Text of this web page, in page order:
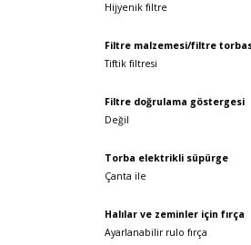
Hijyenik filtre
Filtre malzemesi/filtre
Tiftik filtresi
Filtre doğrulama göstergesi
Değil
Torba elektrikli süpürge
Çanta ile
Halılar ve zeminler için fırça
Ayarlanabilir rulo fırça